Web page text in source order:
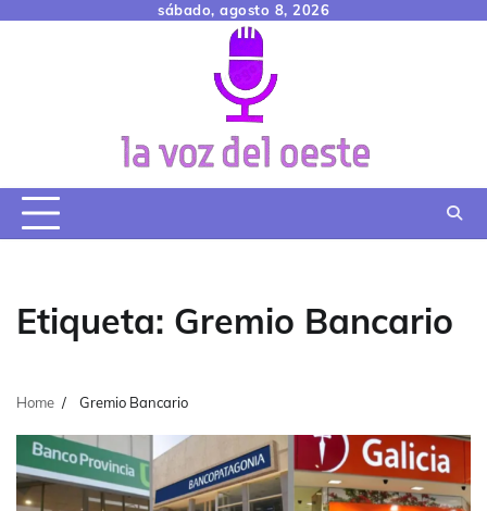
sábado, agosto 8, 2026
Etiqueta: Gremio Bancario
Home Gremio Bancario